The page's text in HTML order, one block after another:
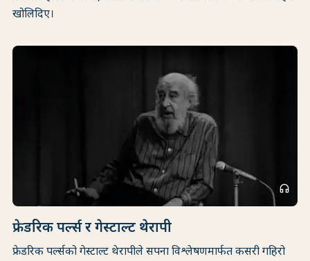
खोलिदिए।
headphones
फ्रेडरिक पर्ल्स र गेस्टाल्ट थेरापी
फ्रेडरिक पर्ल्सको गेस्टाल्ट थेरापीले सपना विश्लेषणमार्फत कसरी गहिरो